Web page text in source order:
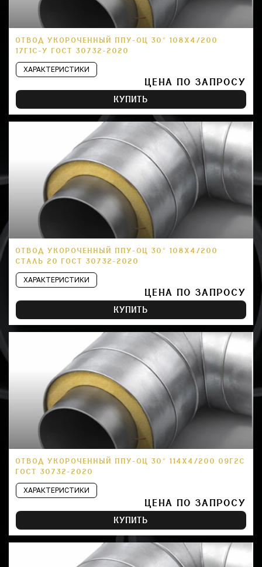
ОТВОД УКОРОЧЕННЫЙ ППУ-ОЦ 30° 108Х4/200
17Г1С-У ГОСТ 30732-2020
ХАРАКТЕРИСТИКИ
ЦЕНА ПО ЗАПРОСУ
КУПИТЬ
ОТВОД УКОРОЧЕННЫЙ ППУ-ОЦ 30° 108Х4/200
СТАЛЬ 20 ГОСТ 30732-2020
ХАРАКТЕРИСТИКИ
ЦЕНА ПО ЗАПРОСУ
КУПИТЬ
ОТВОД УКОРОЧЕННЫЙ ППУ-ОЦ 30° 114Х4/200 09Г2С
ГОСТ 30732-2020
ХАРАКТЕРИСТИКИ
ЦЕНА ПО ЗАПРОСУ
КУПИТЬ